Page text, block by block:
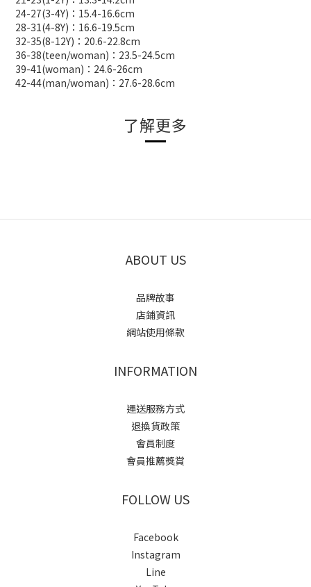
24-27(3-4Y)：15.4-16.6cm
28-31(4-8Y)：16.6-19.5cm
32-35(8-12Y)：20.6-22.8cm
36-38(teen/woman)：23.5-24.5cm
39-41(woman)：24.6-26cm
42-44(man/woman)：27.6-28.6cm
了解更多
ABOUT US
品牌故事
店鋪資訊
網站使用條款
INFORMATION
運送服務方式
退換貨政策
會員制度
會員推薦獎賞
FOLLOW US
Facebook
Instagram
Line